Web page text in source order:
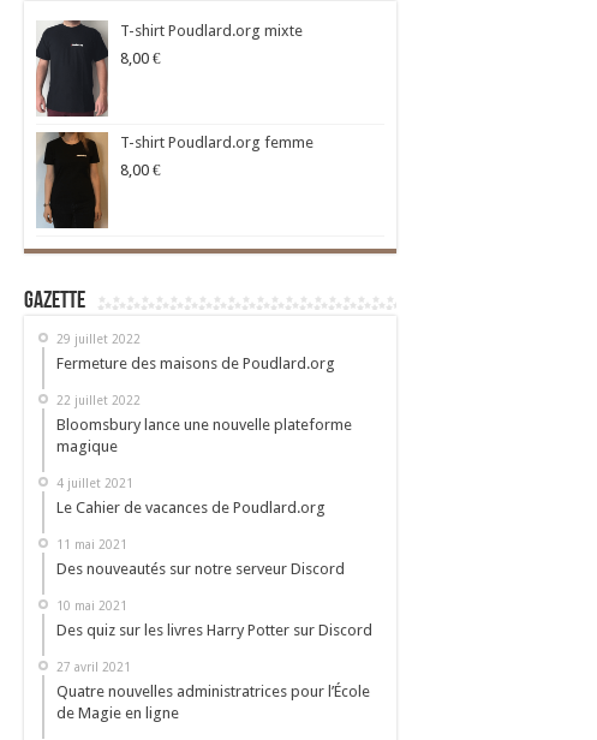
T-shirt Poudlard.org mixte
8,00 €
T-shirt Poudlard.org femme
8,00 €
Gazette
29 juillet 2022
Fermeture des maisons de Poudlard.org
22 juillet 2022
Bloomsbury lance une nouvelle plateforme
magique
4 juillet 2021
Le Cahier de vacances de Poudlard.org
11 mai 2021
Des nouveautés sur notre serveur Discord
10 mai 2021
Des quiz sur les livres Harry Potter sur Discord
27 avril 2021
Quatre nouvelles administratrices pour l’École
de Magie en ligne